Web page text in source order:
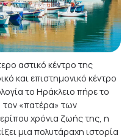
αστικό κέντρο της
και επιστημονικό κέντρο
το Ηράκλειο πήρε το
τον «πατέρα» των
χρόνια ζωής της, η
μια πολυτάραχη ιστορία